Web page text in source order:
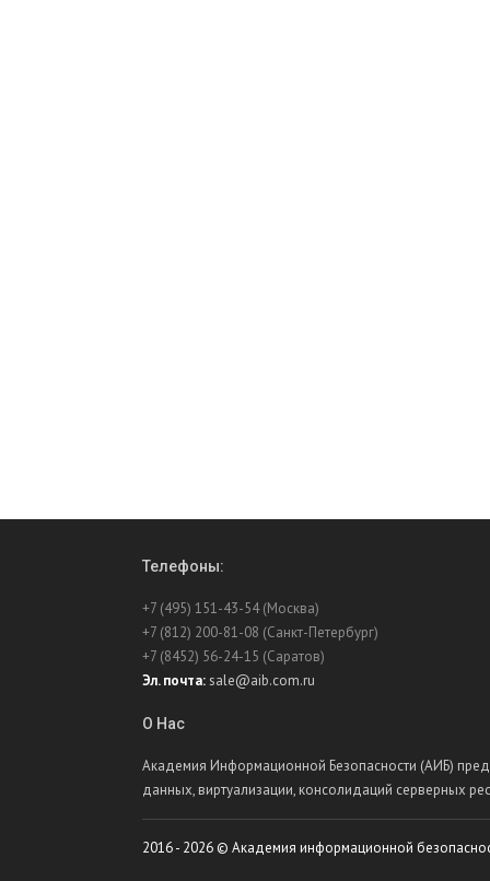
Телефоны:
+7 (495) 151-43-54 (Москва)
+7 (812) 200-81-08 (Санкт-Петербург)
+7 (8452) 56-24-15 (Саратов)
Эл. почта:sale@aib.com.ru
О Нас
Академия Информационной Безопасности (АИБ)
данных, виртуализации, консолидаций серверных
2016 - 2026 © Академия информационной